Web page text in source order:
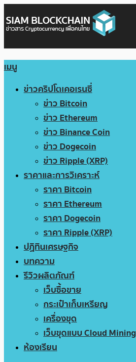
เมนู
ข่าวคริปโตเคอเรนซี่
ข่าว Bitcoin
ข่าว Ethereum
ข่าว Binance Coin
ข่าว Dogecoin
ข่าว Ripple (XRP)
ราคาและการวิเคราะห์
ราคา Bitcoin
ราคา Ethereum
ราคา Dogecoin
ราคา Ripple (XRP)
ปฏิทินเศรษฐกิจ
บทความ
รีวิวผลิตภัณฑ์
เว็บซื้อขาย
กระเป๋าเก็บเหรียญ
เครื่องขุด
เว็บขุดแบบ Cloud Mining
ห้องเรียน